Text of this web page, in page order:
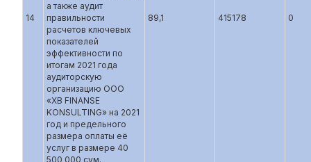
14
а также аудит
правильности
расчетов ключевых
показателей
эффективности по
итогам 2021 года
аудиторскую
организацию ООО
«XB FINANSE
KONSULTING» на 2021
год и предельного
размера оплаты её
услуг в размере 40
500 000 сум.
89,1 415178 0